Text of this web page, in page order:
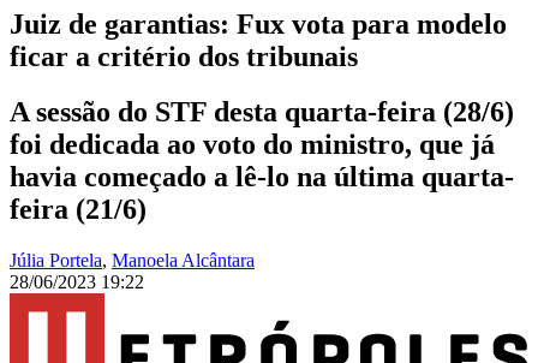
Juiz de garantias: Fux vota para modelo
ficar a critério dos tribunais
A sessão do STF desta quarta-feira (28/6)
foi dedicada ao voto do ministro, que já
havia começado a lê-lo na última quarta-
feira (21/6)
Júlia Portela, Manoela Alcântara
28/06/2023 19:22